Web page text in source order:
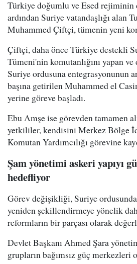
Türkiye doğumlu ve Esed
ardından Suriye vatandaşlığı alan
Muhammed Çiftçi, tümenin yeni
Çiftçi, daha önce Türkiye destekli
Tümeni'nin komutanlığını yapan ve
Suriye ordusuna entegrasyonunun
başına getirilen Muhammed el
yerine göreve başladı.
Ebu Amşe ise görevden tamamen
yetkililer, kendisini Merkez Bölge
Komutan Yardımcılığı görevine
Şam yönetimi askeri yapıyı
hedefliyor
Görev değişikliği, Suriye ordusunda
yeniden şekillendirmeye yönelik
reformların bir parçası olarak
Devlet Başkanı Ahmed Şara
grupların bağımsız güç merkezleri